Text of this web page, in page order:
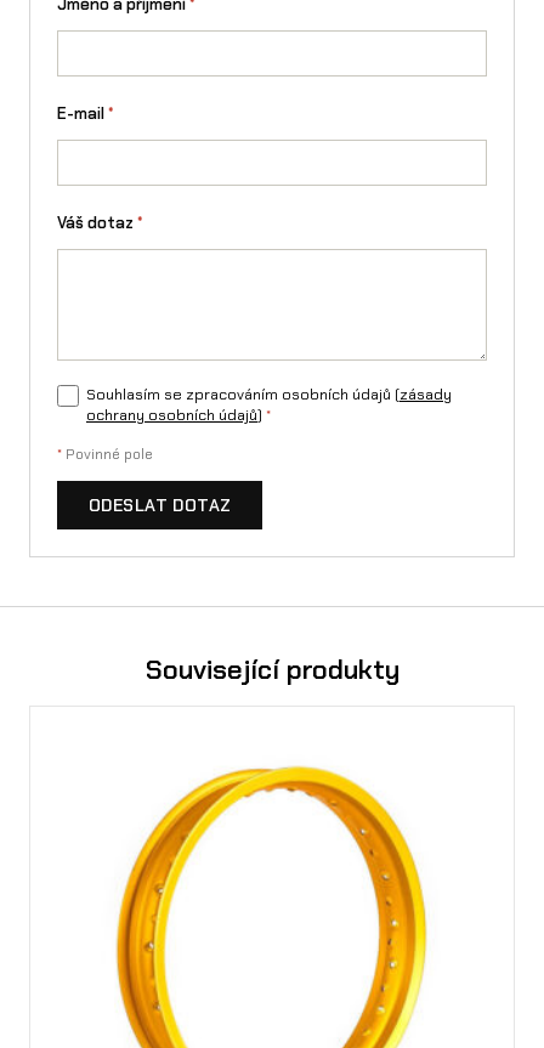
E-mail*
Váš dotaz *
Souhlasím se zpracováním osobních údajů (zásady
ochrany osobních údajů) *
* Povinné pole
ODESLAT DOTAZ
Související produkty